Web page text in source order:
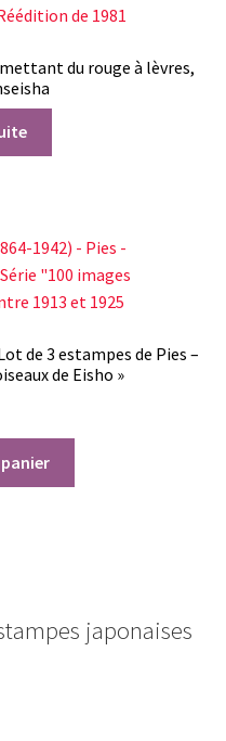
du rouge à lèvres,
de 3 estampes de Pies –
de Eisho »
japonaises